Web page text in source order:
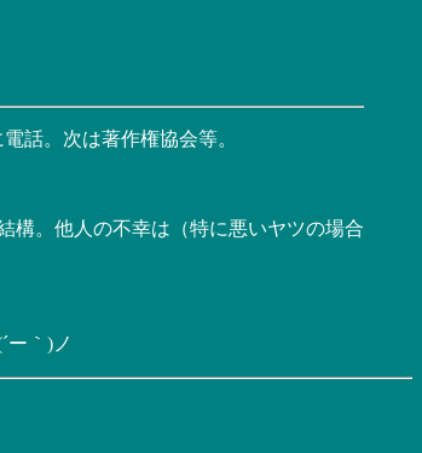
話。次は著作権協会等。
構。他人の不幸は（特に悪いヤツの場合
ー｀)ノ